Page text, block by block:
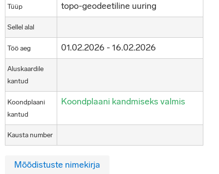
Tüüp topo-geodeetiline uuring
Sellel alal
Töö aeg 01.02.2026 - 16.02.2026
Aluskaardile
kantud
Koondplaani
kantud
Koondplaani kandmiseks valmis
Kausta number
Mõõdistuste nimekirja